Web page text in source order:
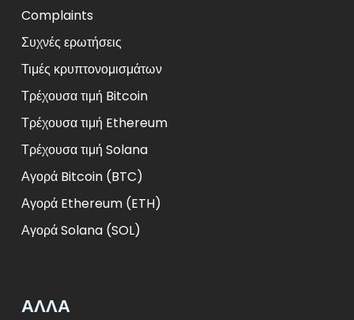
Complaints
Συχνές ερωτήσεις
Τιμές κρυπτονομισμάτων
Τρέχουσα τιμή Bitcoin
Τρέχουσα τιμή Ethereum
Τρέχουσα τιμή Solana
Αγορά Bitcoin (BTC)
Αγορά Ethereum (ETH)
Αγορά Solana (SOL)
ΑΛΛΑ